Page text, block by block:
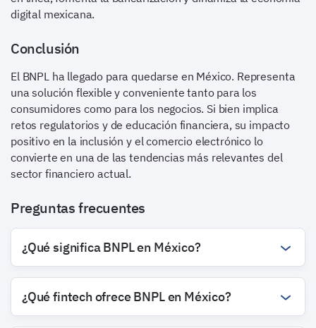
digital mexicana.
Conclusión
El BNPL ha llegado para quedarse en México. Representa
una solución flexible y conveniente tanto para los
consumidores como para los negocios. Si bien implica
retos regulatorios y de educación financiera, su impacto
positivo en la inclusión y el comercio electrónico lo
convierte en una de las tendencias más relevantes del
sector financiero actual.
Preguntas frecuentes
¿Qué significa BNPL en México?
¿Qué fintech ofrece BNPL en México?